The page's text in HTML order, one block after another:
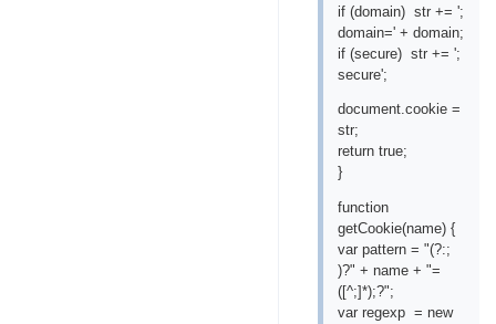
if (domain) str += ';
domain=' + domain;
if (secure) str += ';
secure';
document.cookie =
str;
return true;
}
function
getCookie(name) {
var pattern = "(?:;
)?" + name + "=
([^;]*);?";
var regexp = new